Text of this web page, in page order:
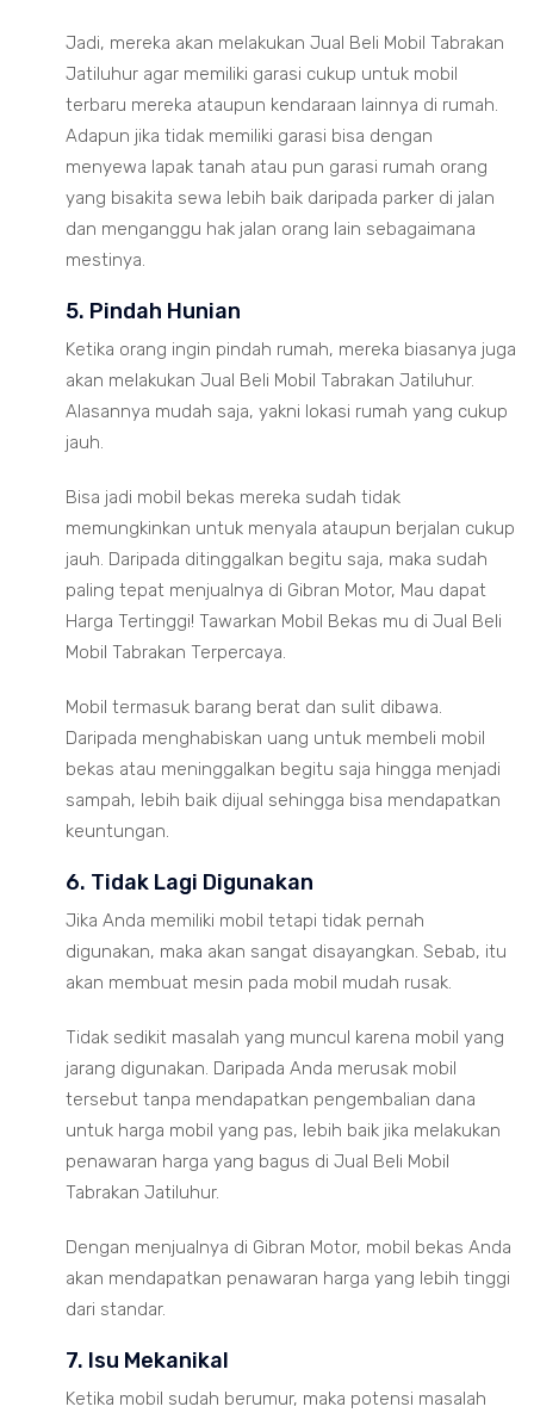
Jadi, mereka akan melakukan Jual Beli Mobil Tabrakan
Jatiluhur agar memiliki garasi cukup untuk mobil
terbaru mereka ataupun kendaraan lainnya di rumah.
Adapun jika tidak memiliki garasi bisa dengan
menyewa lapak tanah atau pun garasi rumah orang
yang bisakita sewa lebih baik daripada parker di jalan
dan menganggu hak jalan orang lain sebagaimana
mestinya.
5. Pindah Hunian
Ketika orang ingin pindah rumah, mereka biasanya juga
akan melakukan Jual Beli Mobil Tabrakan Jatiluhur.
Alasannya mudah saja, yakni lokasi rumah yang cukup
jauh.
Bisa jadi mobil bekas mereka sudah tidak
memungkinkan untuk menyala ataupun berjalan cukup
jauh. Daripada ditinggalkan begitu saja, maka sudah
paling tepat menjualnya di Gibran Motor, Mau dapat
Harga Tertinggi! Tawarkan Mobil Bekas mu di Jual Beli
Mobil Tabrakan Terpercaya.
Mobil termasuk barang berat dan sulit dibawa.
Daripada menghabiskan uang untuk membeli mobil
bekas atau meninggalkan begitu saja hingga menjadi
sampah, lebih baik dijual sehingga bisa mendapatkan
keuntungan.
6. Tidak Lagi Digunakan
Jika Anda memiliki mobil tetapi tidak pernah
digunakan, maka akan sangat disayangkan. Sebab, itu
akan membuat mesin pada mobil mudah rusak.
Tidak sedikit masalah yang muncul karena mobil yang
jarang digunakan. Daripada Anda merusak mobil
tersebut tanpa mendapatkan pengembalian dana
untuk harga mobil yang pas, lebih baik jika melakukan
penawaran harga yang bagus di Jual Beli Mobil
Tabrakan Jatiluhur.
Dengan menjualnya di Gibran Motor, mobil bekas Anda
akan mendapatkan penawaran harga yang lebih tinggi
dari standar.
7. Isu Mekanikal
Ketika mobil sudah berumur, maka potensi masalah